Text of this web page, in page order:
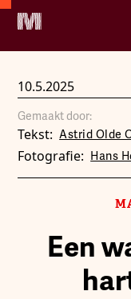
10.5.2025
Gemaakt door:
Tekst: Astrid Olde
Fotografie: Hans
Een